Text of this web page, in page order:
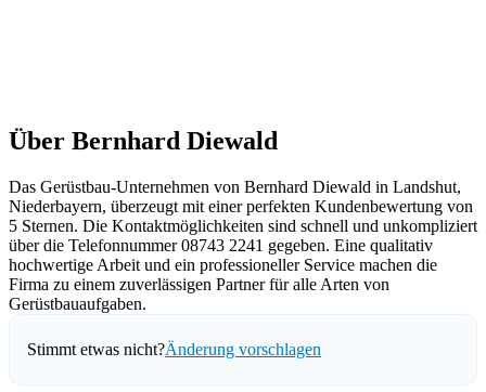
Über Bernhard Diewald
Das Gerüstbau-Unternehmen von Bernhard Diewald in Landshut,
Niederbayern, überzeugt mit einer perfekten Kundenbewertung von
5 Sternen. Die Kontaktmöglichkeiten sind schnell und unkompliziert
über die Telefonnummer 08743 2241 gegeben. Eine qualitativ
hochwertige Arbeit und ein professioneller Service machen die
Firma zu einem zuverlässigen Partner für alle Arten von
Gerüstbauaufgaben.
Stimmt etwas nicht?Änderung vorschlagen